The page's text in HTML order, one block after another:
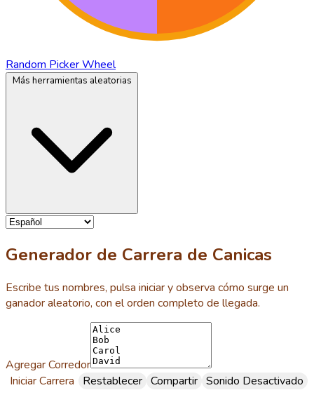
Random Picker Wheel
Generador de Carrera de Canicas
Escribe tus nombres, pulsa iniciar y observa cómo surge un
ganador aleatorio, con el orden completo de llegada.
Agregar Corredor
Iniciar Carrera
Restablecer Compartir Sonido Desactivado